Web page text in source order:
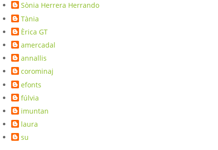
Sònia Herrera Herrando
Tània
Èrica GT
amercadal
annallis
corominaj
efonts
fúlvia
imuntan
laura
su